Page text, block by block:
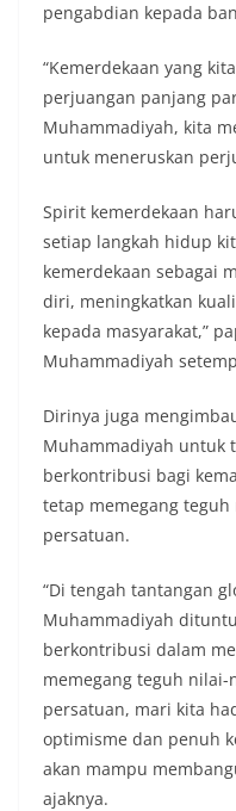
pengabdian kepada
“Kemerdekaan yang
perjuangan panjang
Muhammadiyah, kita
untuk meneruskan
Spirit kemerdekaan
setiap langkah hidup
kemerdekaan sebagai
diri, meningkatkan
kepada masyarakat,”
Muhammadiyah
Dirinya juga
Muhammadiyah untuk
berkontribusi bagi
tetap memegang
persatuan.
“Di tengah tantangan
Muhammadiyah
berkontribusi dalam
memegang teguh
persatuan, mari kita
optimisme dan penuh
akan mampu
ajaknya.